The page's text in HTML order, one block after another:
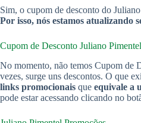
Sim, o cupom de desconto do
Por isso, nós estamos atualizando
Cupom de Desconto Juliano Pimentel
No momento, não temos Cupom de
vezes, surge uns descontos. O que
links promocionais que equivale a
pode estar acessando clicando no